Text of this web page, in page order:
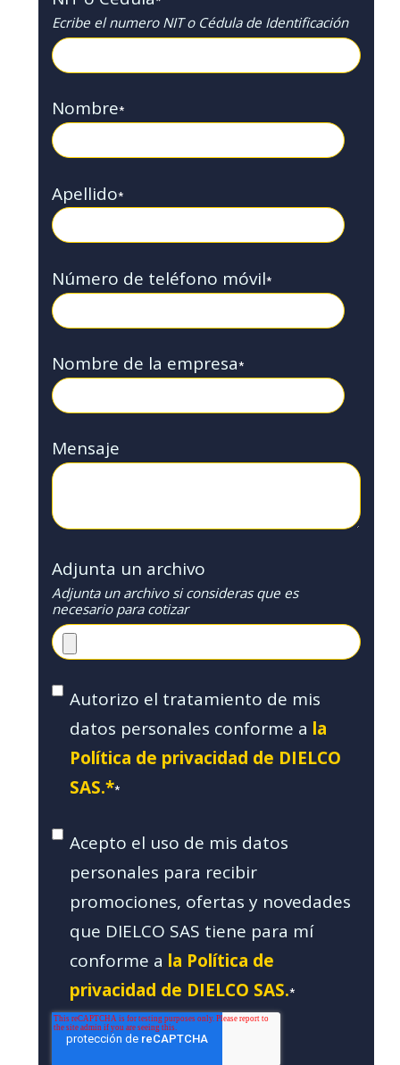
Ecribe el numero NIT o Cédula de Identificación
Nombre*
Apellido*
Número de teléfono móvil*
Nombre de la empresa*
Mensaje
Adjunta un archivo
Adjunta un archivo si consideras que es
necesario para cotizar
Autorizo el tratamiento de mis
datos personales conforme a la
Política de privacidad de DIELCO
SAS.**
Acepto el uso de mis datos
personales para recibir
promociones, ofertas y novedades
que DIELCO SAS tiene para mí
conforme a la Política de
privacidad de DIELCO SAS.*